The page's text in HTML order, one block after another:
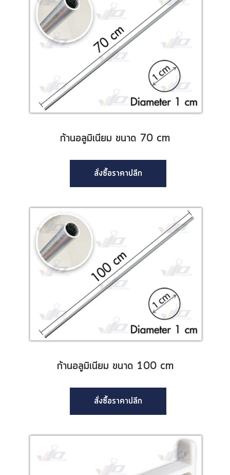
ก้านอลูมิเนียม ขนาด 70 cm
สั่งซื้อราคาปลีก
ก้านอลูมิเนียม ขนาด 100 cm
สั่งซื้อราคาปลีก